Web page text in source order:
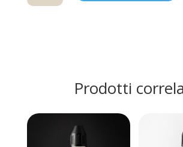
quantità
Prodotti